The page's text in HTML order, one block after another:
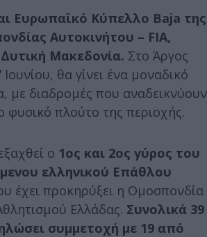
Ευρωπαϊκό Κύπελλο Baja της
Αυτοκινήτου – FIA,
Μακεδονία. Στο Άργος
θα γίνει ένα μοναδικό
με διαδρομές που αναδεικνύουν
φυσικό πλούτο της περιοχής.
ο 1ος και 2ος γύρος του
ελληνικού Επάθλου
έχει προκηρύξει η Ομοσπονδία
Ελλάδας. Συνολικά 39
συμμετοχή με 19 από